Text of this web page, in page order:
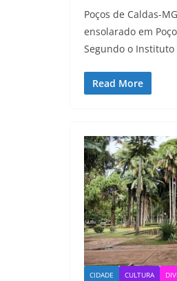
Poços de Caldas-
ensolarado em
Segundo o
Read More
CIDADE CULTURA